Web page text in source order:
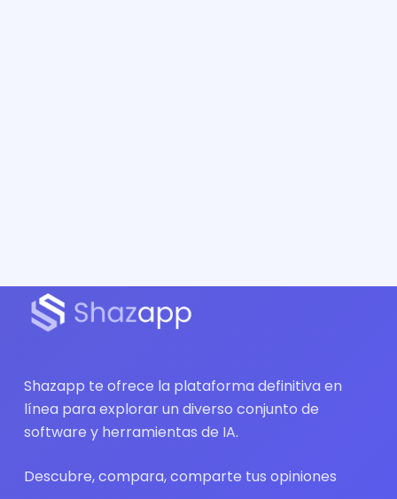
Shazapp te ofrece la plataforma definitiva en
línea para explorar un diverso conjunto de
software y herramientas de IA.
Descubre, compara, comparte tus opiniones